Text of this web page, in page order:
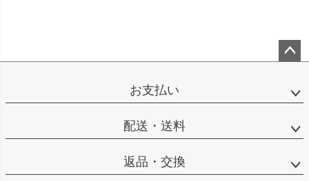
ップ
お支払い
配送・送料
返品・交換